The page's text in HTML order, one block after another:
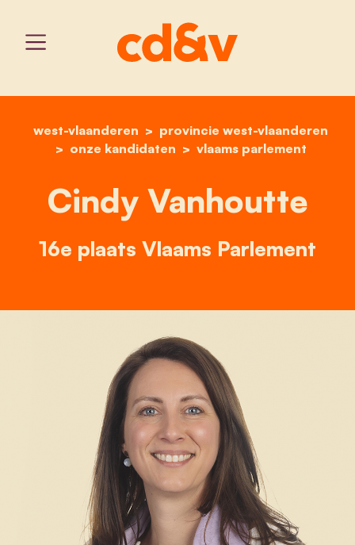
home
west-vlaanderen
provincie west-vlaanderen
onze kandidaten
vlaams parlement
cindy vanhoutte
Cindy Vanhoutte
16e plaats Vlaams Parlement